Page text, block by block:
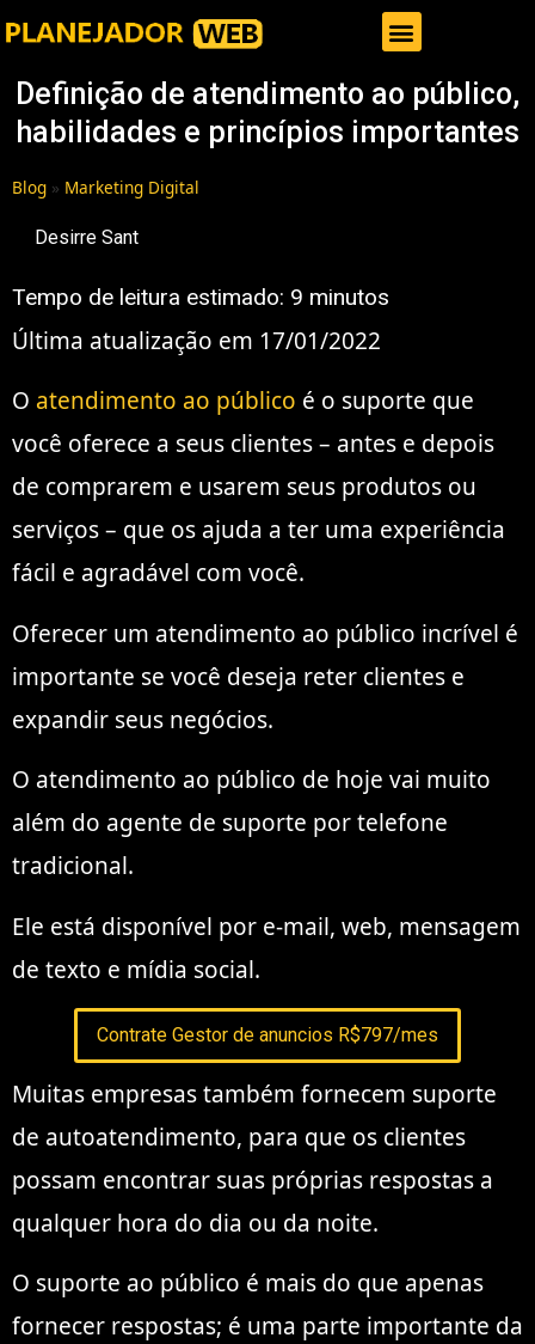
Definição de atendimento ao público,
habilidades e princípios importantes
Blog » Marketing Digital
Desirre Sant
Tempo de leitura estimado: 9 minutos
Última atualização em 17/01/2022
O atendimento ao público é o suporte que
você oferece a seus clientes – antes e depois
de comprarem e usarem seus produtos ou
serviços – que os ajuda a ter uma experiência
fácil e agradável com você.
Oferecer um atendimento ao público incrível é
importante se você deseja reter clientes e
expandir seus negócios.
O atendimento ao público de hoje vai muito
além do agente de suporte por telefone
tradicional.
Ele está disponível por e-mail, web, mensagem
de texto e mídia social.
Contrate Gestor de anuncios R$797/mes
Muitas empresas também fornecem suporte
de autoatendimento, para que os clientes
possam encontrar suas próprias respostas a
qualquer hora do dia ou da noite.
O suporte ao público é mais do que apenas
fornecer respostas; é uma parte importante da